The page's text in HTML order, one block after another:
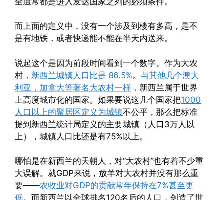
而上面的定义中，没有一个涉及到楼有多高，是不
是有地铁，或者快递能不能在半天内送来。
说起这个是因为前段时间看到一个数字。作为大农
村， 新西兰城镇人口比是 86.5%。 与其他几个澳大
利亚，加拿大等著名大农村一样 ，新西兰属于世界
上高度城市化的国家。如果要说这几个国家把1000
人口以上的聚居区定义为城镇不公平，那么把标准
提到新西兰统计局定义的主要城镇（人口3万人以
上），城镇人口比还是有75%以上。
哪怕是在新西兰的天朝人，对“大农村”也有着不少重
大误解。就GDP来说，放羊对大农村并没有那么重
要——农牧业对GDP的贡献常年保持在7%甚至更
低。而新西兰以全球排名120名后的人口，创造了世